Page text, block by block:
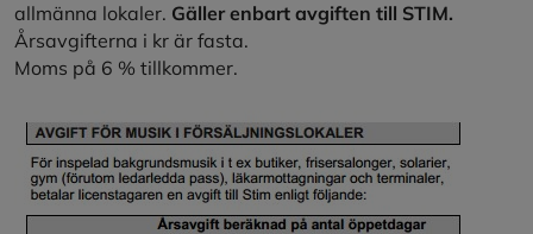
allmänna lokaler. Gäller enbart avgiften till STIM.
Årsavgifterna i kr är fasta.
Moms på 6 % tillkommer.